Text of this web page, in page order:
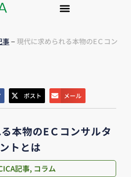
事– 現代に求められる本物のEＣコン
ポスト メール
本物のEＣコンサルタ
ントとは
記事, コラム